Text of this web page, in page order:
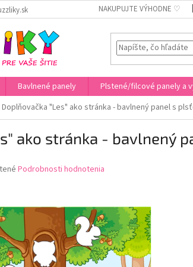
NAKUPUJTE VÝHODNE ♡
Bavlnené panely Plstené/filcové panely a
Doplňovačka "Les" ako stránka - bavlnený panel s
ako stránka - bavlnený
Podrobnosti hodnotenia